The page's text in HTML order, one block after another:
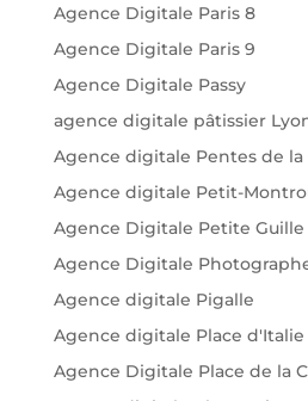
Agence Digitale Paris 8
Agence Digitale Paris 9
Agence Digitale Passy
agence digitale pâtissier
Agence digitale Pentes de la
Agence digitale Petit-
Agence Digitale Petite Guille
Agence Digitale
Agence digitale Pigalle
Agence digitale Place d'Italie
Agence Digitale Place de la